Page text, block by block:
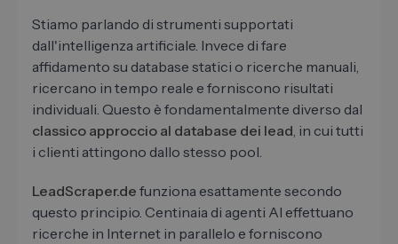
Stiamo parlando di strumenti supportati
dall'intelligenza artificiale. Invece di fare
affidamento su database statici o ricerche manuali,
ricercano in tempo reale e forniscono risultati
individuali. Questo è fondamentalmente diverso dal
classico approccio al database dei lead, in cui tutti
i clienti attingono dallo stesso pool.
LeadScraper.de funziona esattamente secondo
questo principio. Centinaia di agenti AI effettuano
ricerche in Internet in parallelo e forniscono